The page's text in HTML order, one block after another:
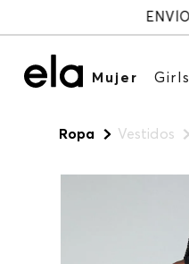
Mujer Girls
Ropa Vestidos